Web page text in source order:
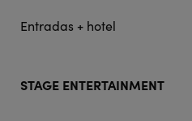
Entradas + hotel
STAGE ENTERTAINMENT